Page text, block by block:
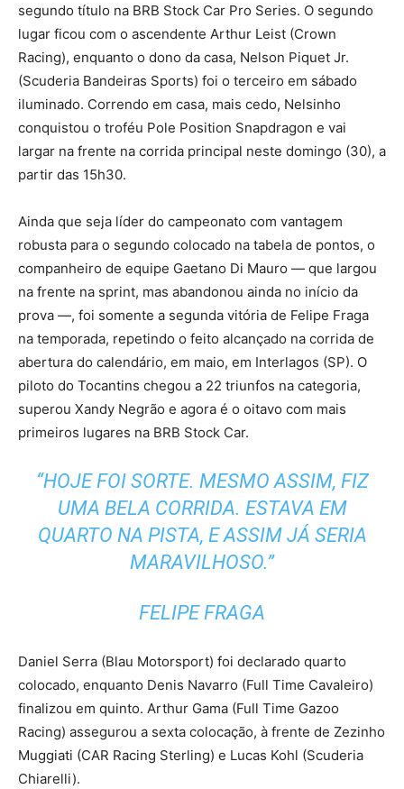
segundo título na BRB Stock Car Pro Series. O segundo
lugar ficou com o ascendente Arthur Leist (Crown
Racing), enquanto o dono da casa, Nelson Piquet Jr.
(Scuderia Bandeiras Sports) foi o terceiro em sábado
iluminado. Correndo em casa, mais cedo, Nelsinho
conquistou o troféu Pole Position Snapdragon e vai
largar na frente na corrida principal neste domingo (30), a
partir das 15h30.
Ainda que seja líder do campeonato com vantagem
robusta para o segundo colocado na tabela de pontos, o
companheiro de equipe Gaetano Di Mauro — que largou
na frente na sprint, mas abandonou ainda no início da
prova —, foi somente a segunda vitória de Felipe Fraga
na temporada, repetindo o feito alcançado na corrida de
abertura do calendário, em maio, em Interlagos (SP). O
piloto do Tocantins chegou a 22 triunfos na categoria,
superou Xandy Negrão e agora é o oitavo com mais
primeiros lugares na BRB Stock Car.
“HOJE FOI SORTE. MESMO ASSIM, FIZ
UMA BELA CORRIDA. ESTAVA EM
QUARTO NA PISTA, E ASSIM JÁ SERIA
MARAVILHOSO.”
FELIPE FRAGA
Daniel Serra (Blau Motorsport) foi declarado quarto
colocado, enquanto Denis Navarro (Full Time Cavaleiro)
finalizou em quinto. Arthur Gama (Full Time Gazoo
Racing) assegurou a sexta colocação, à frente de Zezinho
Muggiati (CAR Racing Sterling) e Lucas Kohl (Scuderia
Chiarelli).